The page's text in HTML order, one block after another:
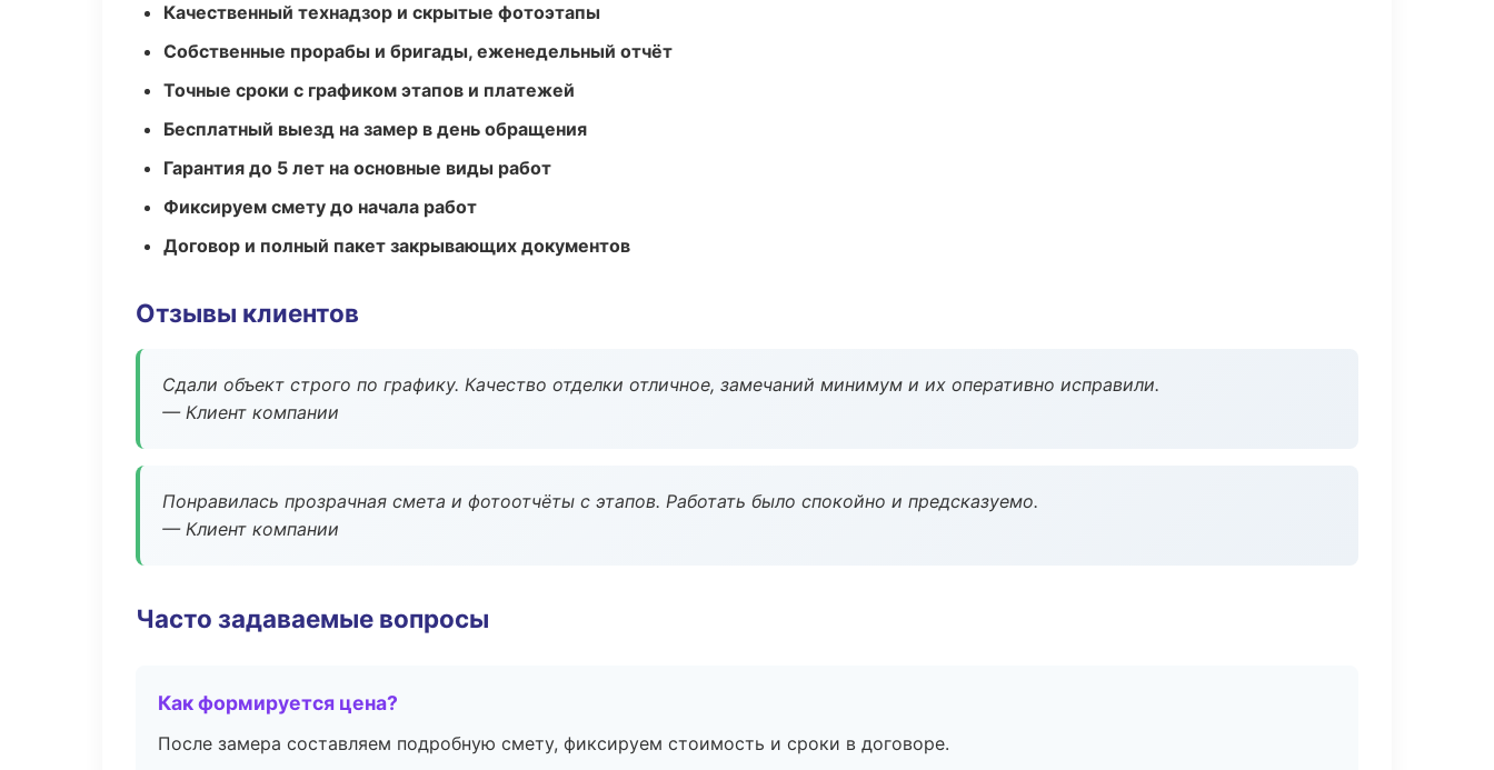
Качественный технадзор и скрытые фотоэтапы
Собственные прорабы и бригады, еженедельный отчёт
Точные сроки с графиком этапов и платежей
Бесплатный выезд на замер в день обращения
Гарантия до 5 лет на основные виды работ
Фиксируем смету до начала работ
Договор и полный пакет закрывающих документов
Отзывы клиентов
Сдали объект строго по графику. Качество отделки отличное, замечаний минимум и их оперативно исправили.
— Клиент компании
Понравилась прозрачная смета и фотоотчёты с этапов. Работать было спокойно и предсказуемо.
— Клиент компании
Часто задаваемые вопросы
Как формируется цена?
После замера составляем подробную смету, фиксируем стоимость и сроки в договоре.